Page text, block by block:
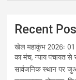
Recent
खेल महाकुंभ 2026ः 01
का मंच, न्याय पंचायत से
सार्वजनिक स्थान पर